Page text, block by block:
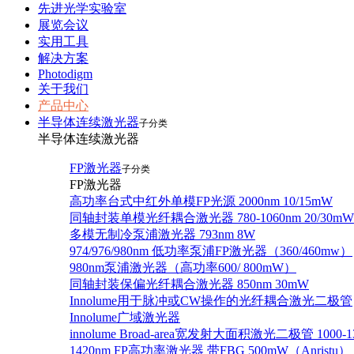
先进光学实验室
展览会议
实用工具
解决方案
Photodigm
关于我们
产品中心
半导体连续激光器子分类
半导体连续激光器
FP激光器子分类
FP激光器
高功率台式中红外单模FP光源 2000nm 10/15mW
同轴封装单模光纤耦合激光器 780-1060nm 20/30mW
多模无制冷泵浦激光器 793nm 8W
974/976/980nm 低功率泵浦FP激光器（360/460mw）
980nm泵浦激光器（高功率600/ 800mW）
同轴封装保偏光纤耦合激光器 850nm 30mW
Innolume用于脉冲或CW操作的光纤耦合激光二极管
Innolume广域激光器
innolume Broad-area宽发射大面积激光二极管 1000-
1420nm FP高功率激光器 带FBG 500mW（Anristu）